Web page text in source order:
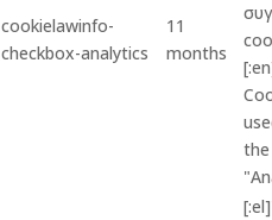
cookielawinfo-
checkbox-analytics
11
months